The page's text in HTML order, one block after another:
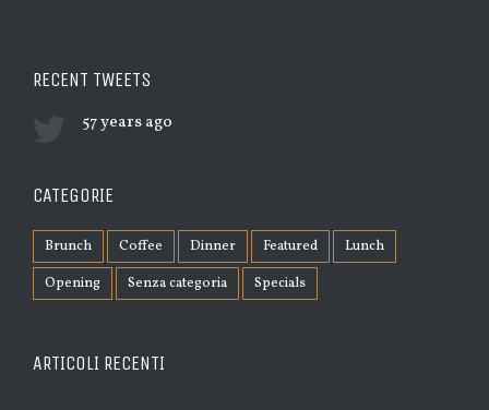
RECENT TWEETS
57 years ago
CATEGORIE
Brunch Coffee Dinner Featured
Lunch
Opening
Senza categoria Specials
ARTICOLI RECENTI